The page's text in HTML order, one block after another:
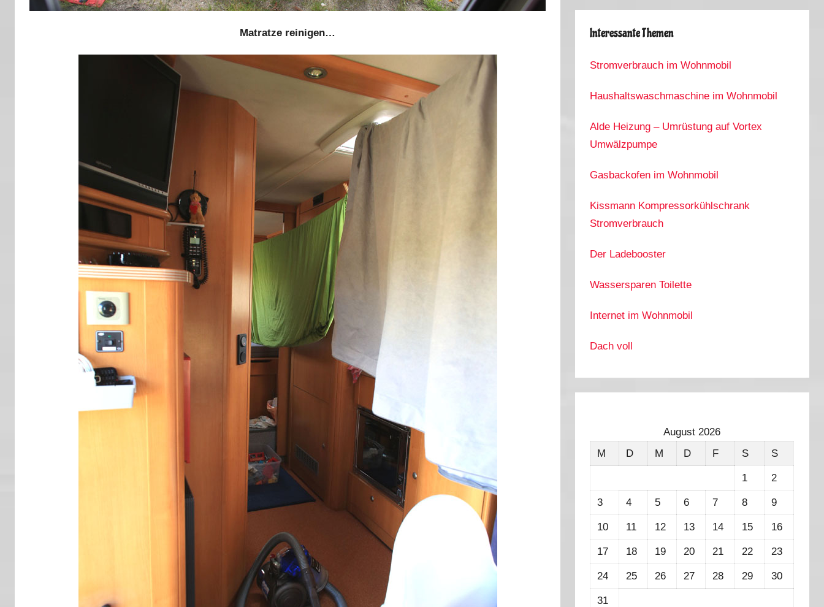
Matratze reinigen… Interessante Themen
Stromverbrauch im Wohnmobil
Haushaltswaschmaschine im Wohnmobil
Alde Heizung – Umrüstung auf Vortex
Umwälzpumpe
Gasbackofen im Wohnmobil
Kissmann Kompressorkühlschrank
Stromverbrauch
Der Ladebooster
Wassersparen Toilette
Internet im Wohnmobil
Dach voll
August 2026
M
D M D F S S
1 2
3 4 5 6 7 8 9
10 11 12 13 14 15 16
17 18 19 20 21 22 23
24 25 26 27 28 29 30
31